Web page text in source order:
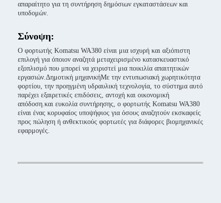
απαραίτητο για τη συντήρηση δημόσιων εγκαταστάσεων και
υποδομών.
Σύνοψη:
Ο φορτωτής Komatsu WA380 είναι μια ισχυρή και αξιόπιστη
επιλογή για όποιον αναζητά μεταχειρισμένο κατασκευαστικό
εξοπλισμό που μπορεί να χειριστεί μια ποικιλία απαιτητικών
εργασιών.Δημοτική μηχανικήΜε την εντυπωσιακή χωρητικότητα
φορτίου, την προηγμένη υδραυλική τεχνολογία, το σύστημα αυτό
παρέχει εξαιρετικές επιδόσεις, αντοχή και οικονομική
απόδοση.και ευκολία συντήρησης, ο φορτωτής Komatsu WA380
είναι ένας κορυφαίος υποψήφιος για όσους αναζητούν εκσκαφείς
προς πώληση ή ανθεκτικούς φορτωτές για διάφορες βιομηχανικές
εφαρμογές.